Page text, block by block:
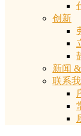
创新
新闻
联系